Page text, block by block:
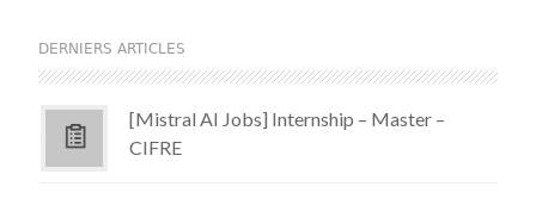
DERNIERS ARTICLES
[Mistral AI Jobs] Internship – Master –
CIFRE